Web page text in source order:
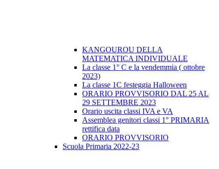
KANGOUROU DELLA
MATEMATICA INDIVIDUALE
La classe 1° C e la vendemmia ( ottobre
2023)
La classe 1C festeggia Halloween
ORARIO PROVVISORIO DAL 25 AL
29 SETTEMBRE 2023
Orario uscita classi IVA e VA
Assemblea genitori classi 1° PRIMARIA
rettifica data
ORARIO PROVVISORIO
Scuola Primaria 2022-23